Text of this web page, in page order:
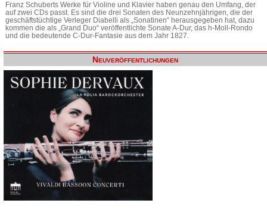
Franz Schuberts Werke für Violine und Klavier haben genau den Umfang, der
auf zwei CDs passt. Es sind die drei Sonaten des Neunzehnjährigen, die der
geschäftstüchtige Verleger Diabelli als „Sonatinen“ herausgegeben hat, dazu
kommen die als „Grand Duo“ veröffentlichte Sonate A-Dur, das h-Moll-Rondo
und die bedeutende C-Dur-Fantasie aus dem Jahr 1827.
Neuveröffentlichungen